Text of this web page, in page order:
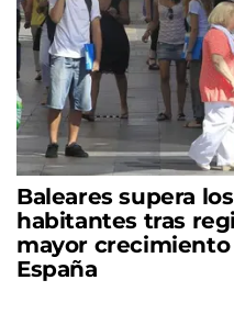
Baleares supera
habitantes tras
mayor
España